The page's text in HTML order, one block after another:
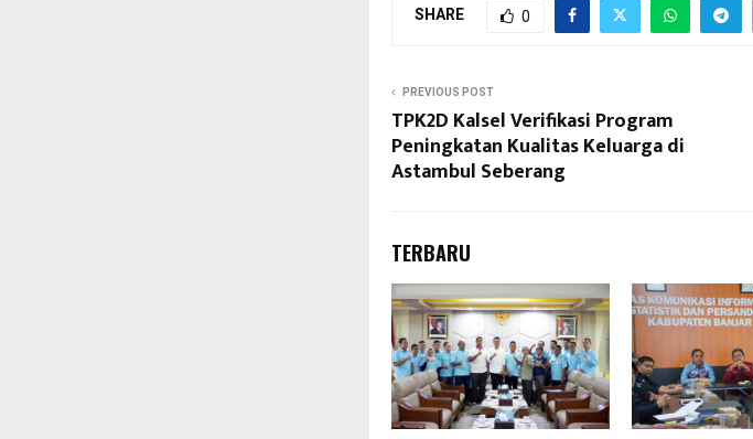
SHARE 0
PREVIOUS POST
TPK2D Kalsel Verifikasi Program
Peningkatan Kualitas Keluarga di
Astambul Seberang
TERBARU